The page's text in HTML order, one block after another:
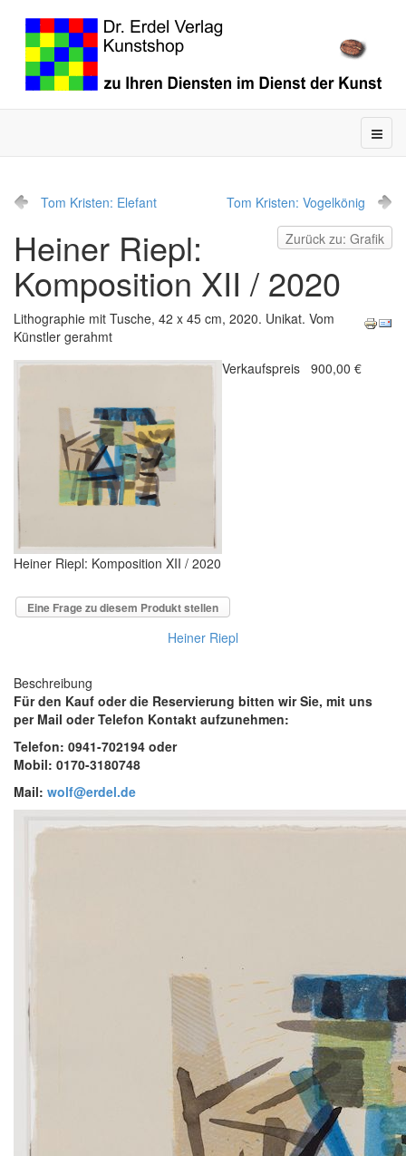
Tom Kristen: Elefant
Tom Kristen: Vogelkönig
Zurück zu: Grafik
Heiner Riepl:
Komposition XII / 2020
Lithographie mit Tusche, 42 x 45 cm, 2020. Unikat. Vom
Künstler gerahmt
Heiner Riepl: Komposition XII / 2020
Verkaufspreis 900,00 €
Eine Frage zu diesem Produkt stellen
Heiner Riepl
Beschreibung
Für den Kauf oder die Reservierung bitten wir Sie, mit uns
per Mail oder Telefon Kontakt aufzunehmen:
Telefon: 0941-702194 oder
Mobil: 0170-3180748
Mail: wolf@erdel.de